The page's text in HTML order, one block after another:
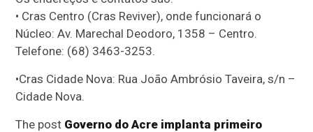
• Cras Centro (Cras Reviver), onde funcionará o
Núcleo: Av. Marechal Deodoro, 1358 – Centro.
Telefone: (68) 3463-3253.
•Cras Cidade Nova: Rua João Ambrósio Taveira, s/n –
Cidade Nova.
The post Governo do Acre implanta primeiro